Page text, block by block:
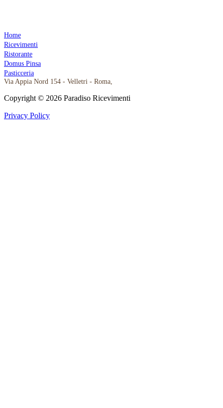
Home
Ricevimenti
Ristorante
Domus Pinsa
Pasticceria
Via Appia Nord 154 - Velletri - Roma,
Copyright © 2026 Paradiso Ricevimenti
Privacy Policy